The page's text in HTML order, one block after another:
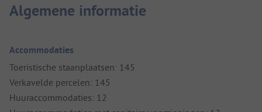
Algemene informatie
Accommodaties
Toeristische staanplaatsen: 145
Verkavelde percelen: 145
Huuraccommodaties: 12